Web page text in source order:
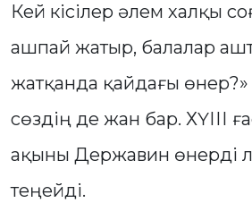
Кей кісілер әлем халқы
ашпай жатыр, балалар
жатқанда қайдағы өнер?»
сөздің де жан бар. ХҮІІІ
ақыны Державин өнерді
теңейді.